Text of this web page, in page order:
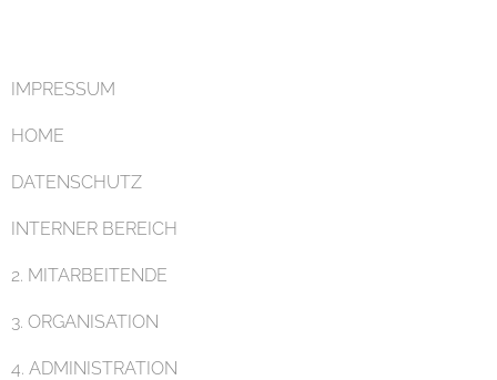
IMPRESSUM
HOME
DATENSCHUTZ
INTERNER BEREICH
2. MITARBEITENDE
3. ORGANISATION
4. ADMINISTRATION